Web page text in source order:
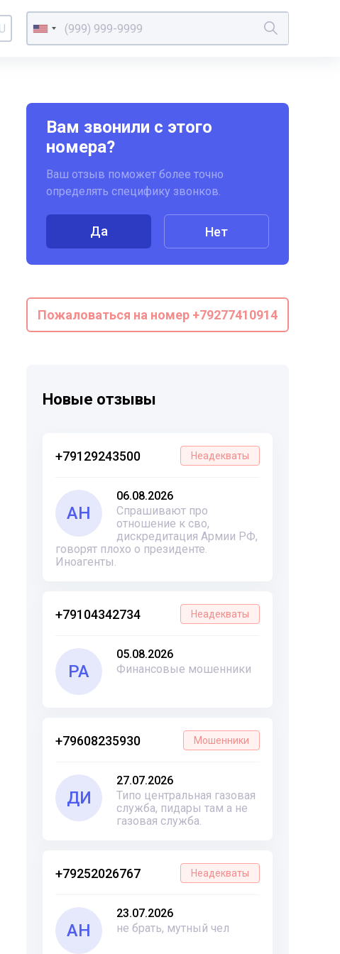
Вам звонили с этого
номера?
Ваш отзыв поможет более точно
определять специфику звонков.
Да Нет
Пожаловаться на номер +79277410914
Новые отзывы
+79129243500 Неадекваты
АН
06.08.2026
Спрашивают про
отношение к сво,
дискредитация Армии РФ,
говорят плохо о президенте.
Иноагенты.
+79104342734 Неадекваты
РА
05.08.2026
Финансовые мошенники
+79608235930 Мошенники
ДИ
27.07.2026
Типо центральная газовая
служба, пидары там а не
газовая служба.
+79252026767 Неадекваты
АН
23.07.2026
не брать, мутный чел